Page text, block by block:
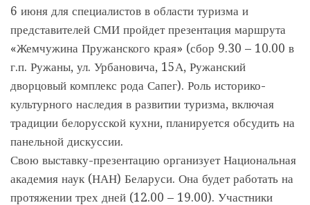
6 июня для специалистов в области туризма и
представителей СМИ пройдет презентация маршрута
«Жемчужина Пружанского края» (сбор 9.30 – 10.00 в
г.п. Ружаны, ул. Урбановича, 15А, Ружанский
дворцовый комплекс рода Сапег). Роль историко-
культурного наследия в развитии туризма, включая
традиции белорусской кухни, планируется обсудить на
панельной дискуссии.
Свою выставку-презентацию организует Национальная
академия наук (НАН) Беларуси. Она будет работать на
протяжении трех дней (12.00 – 19.00). Участники